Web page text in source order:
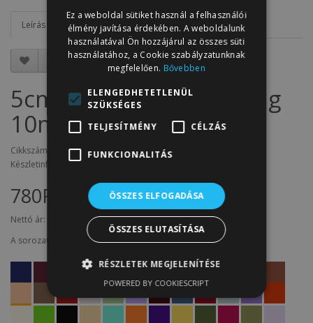
Leírás Vélemények (0)
5cm széles szatén szalag
10m C21-barack
Cikkszám: SZ5.C21
Készletinfó: 14
780Ft
Nettó ár:
A sorozat termékei
Ez a weboldal sütiket használ a felhasználói
élmény javítása érdekében. A weboldalunk
használatával Ön hozzájárul az összes süti
használatához, a Cookie szabályzatunknak
megfelelően. Bővebben
ELENGEDHETETLENÜL
SZÜKSÉGES
TELJESÍTMÉNY
CÉLZÁS
FUNKCIONALITÁS
ÖSSZES ELFOGADÁSA
ÖSSZES ELUTASÍTÁSA
RÉSZLETEK MEGJELENÍTÉSE
POWERED BY COOKIESCRIPT